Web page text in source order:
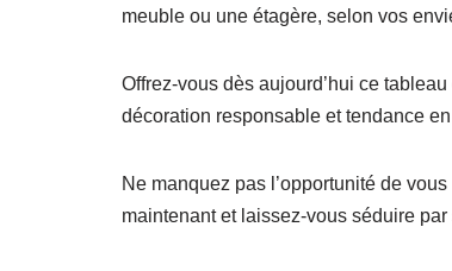
meuble ou une étagère, selon vos
Offrez-vous dès aujourd’hui ce
décoration responsable et tendance
Ne manquez pas l’opportunité de
maintenant et laissez-vous séduire